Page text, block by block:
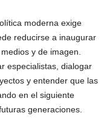
moderna exige
reducirse a inaugurar
y de imagen.
especialistas, dialogar
y entender que las
en el siguiente
generaciones.